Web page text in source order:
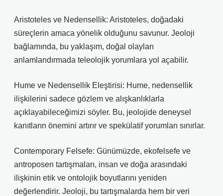
Aristoteles ve Nedensellik: Aristoteles, doğadaki
süreçlerin amaca yönelik olduğunu savunur. Jeoloji
bağlamında, bu yaklaşım, doğal olayları
anlamlandırmada teleolojik yorumlara yol açabilir.
Hume ve Nedensellik Eleştirisi: Hume, nedensellik
ilişkilerini sadece gözlem ve alışkanlıklarla
açıklayabileceğimizi söyler. Bu, jeolojide deneysel
kanıtların önemini artırır ve spekülatif yorumları sınırlar.
Contemporary Felsefe: Günümüzde, ekofelsefe ve
antroposen tartışmaları, insan ve doğa arasındaki
ilişkinin etik ve ontolojik boyutlarını yeniden
değerlendirir. Jeoloji, bu tartışmalarda hem bir veri